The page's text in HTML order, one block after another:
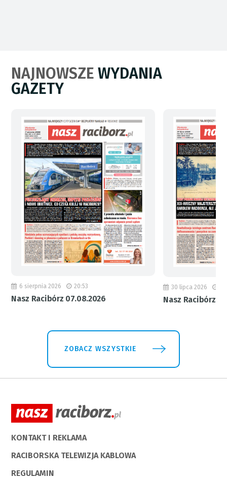
NAJNOWSZEWYDANIA
GAZETY
6 sierpnia 2026 20:53
Nasz Racibórz 07.08.2026
30 lipca 2026
Nasz Racibórz
ZOBACZ WSZYSTKIE
KONTAKT I REKLAMA
RACIBORSKA TELEWIZJA KABLOWA
REGULAMIN